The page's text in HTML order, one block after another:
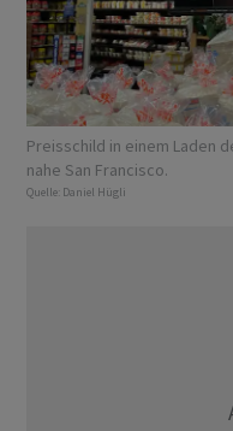
Preisschild in einem Laden
nahe San Francisco.
Quelle: Daniel Hügli